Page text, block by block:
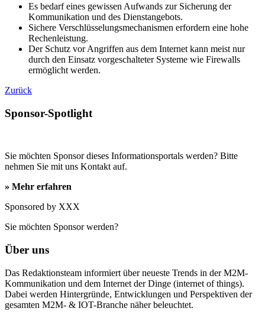
Es bedarf eines gewissen Aufwands zur Sicherung der
Kommunikation und des Dienstangebots.
Sichere Verschlüsselungsmechanismen erfordern eine hohe
Rechenleistung.
Der Schutz vor Angriffen aus dem Internet kann meist nur
durch den Einsatz vorgeschalteter Systeme wie Firewalls
ermöglicht werden.
Zurück
Sponsor-Spotlight
Sie möchten Sponsor dieses Informationsportals werden? Bitte
nehmen Sie mit uns Kontakt auf.
» Mehr erfahren
Sponsored by XXX
Sie möchten Sponsor werden?
Über uns
Das Redaktionsteam informiert über neueste Trends in der M2M-
Kommunikation und dem Internet der Dinge (internet of things).
Dabei werden Hintergründe, Entwicklungen und Perspektiven der
gesamten M2M- & IOT-Branche näher beleuchtet.